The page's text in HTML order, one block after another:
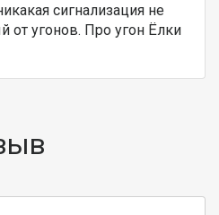
сигнализация не
от угонов. Про угон Ёлки